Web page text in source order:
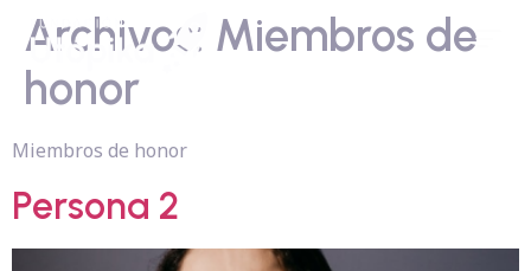
Archivos: Miembros de
honor
Miembros de honor
Persona 2